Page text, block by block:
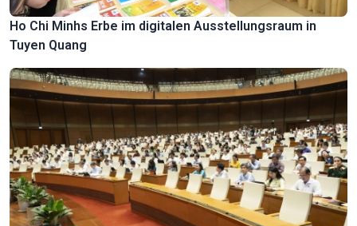
Ho Chi Minhs Erbe im digitalen Ausstellungsraum in
Tuyen Quang